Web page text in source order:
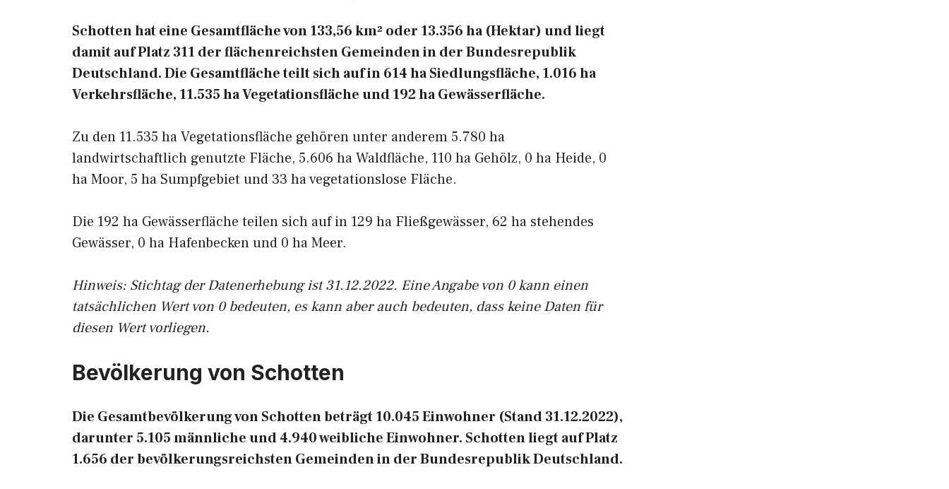
Schotten hat eine Gesamtfläche von 133,56 km² oder 13.356 ha (Hektar) und liegt
damit auf Platz 311 der flächenreichsten Gemeinden in der Bundesrepublik
Deutschland. Die Gesamtfläche teilt sich auf in 614 ha Siedlungsfläche, 1.016 ha
Verkehrsfläche, 11.535 ha Vegetationsfläche und 192 ha Gewässerfläche.
Zu den 11.535 ha Vegetationsfläche gehören unter anderem 5.780 ha
landwirtschaftlich genutzte Fläche, 5.606 ha Waldfläche, 110 ha Gehölz, 0 ha Heide, 0
ha Moor, 5 ha Sumpfgebiet und 33 ha vegetationslose Fläche.
Die 192 ha Gewässerfläche teilen sich auf in 129 ha Fließgewässer, 62 ha stehendes
Gewässer, 0 ha Hafenbecken und 0 ha Meer.
Hinweis: Stichtag der Datenerhebung ist 31.12.2022. Eine Angabe von 0 kann einen
tatsächlichen Wert von 0 bedeuten, es kann aber auch bedeuten, dass keine Daten für
diesen Wert vorliegen.
Bevölkerung von Schotten
Die Gesamtbevölkerung von Schotten beträgt 10.045 Einwohner (Stand 31.12.2022),
darunter 5.105 männliche und 4.940 weibliche Einwohner. Schotten liegt auf Platz
1.656 der bevölkerungsreichsten Gemeinden in der Bundesrepublik Deutschland.